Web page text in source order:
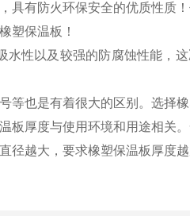
具有防火环保安全的优质性质
塑保温板！
性以及较强的防腐蚀性能，
等也是有着很大的区别。选择
板厚度与使用环境和用途相关
径越大，要求橡塑保温板厚度